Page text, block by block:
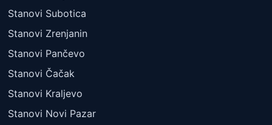
Stanovi Subotica
Stanovi Zrenjanin
Stanovi Pančevo
Stanovi Čačak
Stanovi Kraljevo
Stanovi Novi Pazar